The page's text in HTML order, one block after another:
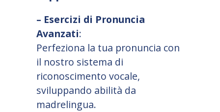
– Esercizi di Pronuncia
Avanzati:
Perfeziona la tua pronuncia con
il nostro sistema di
riconoscimento vocale,
sviluppando abilità da
madrelingua.